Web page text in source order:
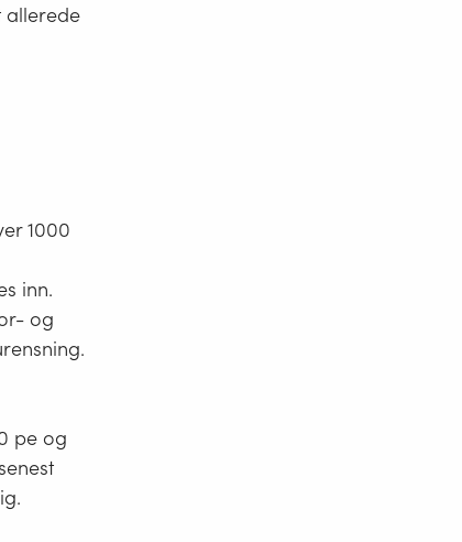
allerede
1000
inn.
og
pe og